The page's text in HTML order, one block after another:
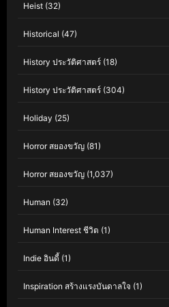
Heist (32)
Historical (47)
History ประวัติศาสตร์ (18)
History ประวัติศาสตร์ (304)
Holiday (25)
Horror สยองขวัญ (81)
Horror สยองขวัญ (1,037)
Human (32)
Human Interest ชีวิต (1)
Indie อินดี้ (1)
Inspiration สร้างแรงบันดาลใจ (1)